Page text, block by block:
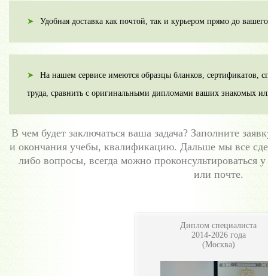
Удобная доставка как почтой, так и курьером прямо до
На нашем сервисе имеются образцы бланков, сертификатов,
труда, сравнить с оригинальными дипломами ваших знакомых
В чем будет заключаться ваша задача? Заполните
и окончания учебы, квалификацию. Дальше мы все
либо вопросы, всегда можно
или почте.
Диплом специалиста
2014-2026 года
(Москва)